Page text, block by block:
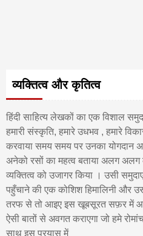
व्यक्तित्व और कृतित्व
हिंदी साहित्य लेखकों का एक विशाल
हमारी संस्कृति, हमारे उधभव , हमारे
करवाया समय समय पर उनका योगदान
अनेको रसों का महत्व बताया अलग
व्यक्तित्व को उजागर किया । उसी
पहुँचाने की एक कोशिश हिमालिनी और
तरफ से तो आइए इस खूबसूरत सफ़र में
ऐसी बातों से अवगत कराएगा जो हमे
साथ इस प्रयास में